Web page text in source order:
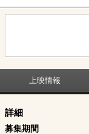
上映情報
詳細
募集期間